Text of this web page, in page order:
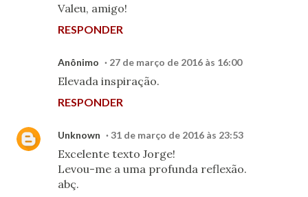
Valeu, amigo!
RESPONDER
Anônimo 27 de março de 2016 às 16:00
Elevada inspiração.
RESPONDER
Unknown 31 de março de 2016 às 23:53
Excelente texto Jorge!
Levou-me a uma profunda reflexão.
abç.